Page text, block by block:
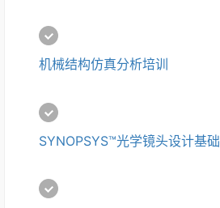
机械结构仿真分析培训